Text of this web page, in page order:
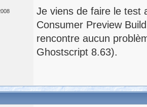
Je viens de faire le test
Consumer Preview
rencontre aucun
Ghostscript 8.63).